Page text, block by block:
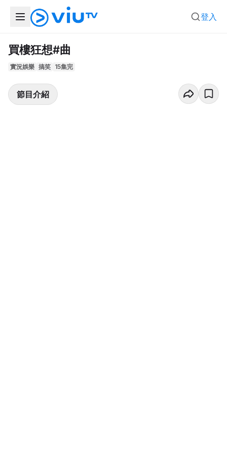
登入
買樓狂想#曲
實況娛樂 搞笑 15集完
節目介紹